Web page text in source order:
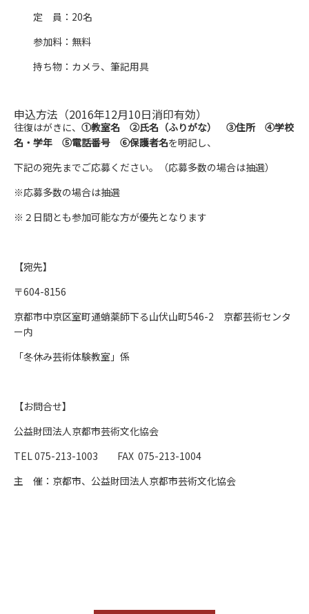
定 員：20名
参加料：無料
持ち物：カメラ、筆記用具
申込方法（2016年12月10日消印有効）
往復はがきに、 ①教室名 ②氏名（ふりがな） ③住所 ④学校
名・学年 ⑤電話番号 ⑥保護者名を明記し、
下記の宛先までご応募ください。（応募多数の場合は抽選）
※応募多数の場合は抽選
※２日間とも参加可能な方が優先となります
【宛先】
〒604-8156
京都市中京区室町通蛸薬師下る山伏山町546-2 京都芸術センタ
ー内
「冬休み芸術体験教室」係
【お問合せ】
公益財団法人京都市芸術文化協会
TEL 075-213-1003 FAX 075-213-1004
主 催：京都市、公益財団法人京都市芸術文化協会